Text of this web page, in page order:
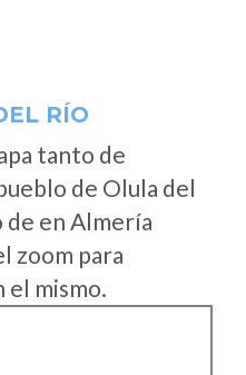
RÍO
tanto de
de Olula del
en Almería
zoom para
el mismo.